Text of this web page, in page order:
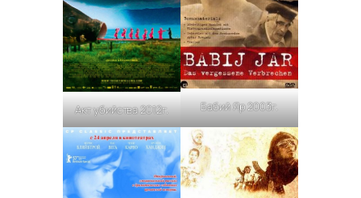
Акт убийства 2012г. Бабий Яр 2003г.